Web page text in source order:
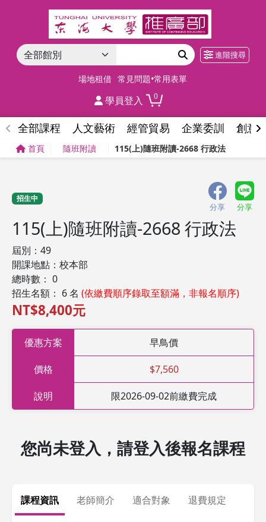
進階搜尋
場地租借 常見問題•常用表單
學員登入 0
全部課程 人文藝術 經管貿易 企業委訓 創意
首頁 隨班附讀 115(上)隨班附讀-2668 行政法
招生中
分享 分享
115(上)隨班附讀-2668 行政法
屆別：49
開課地點：校本部
總時數： 0
招生名額： 6 名 (依繳費順序錄取至額滿，非報名順序)
NT$8,400元
優惠方案 早鳥價
價格 $7,560
說明 限2026-09-02前繳費完成
您尚未登入，請登入後報名課程
課程資訊 老師簡介 適合對象 退費規定